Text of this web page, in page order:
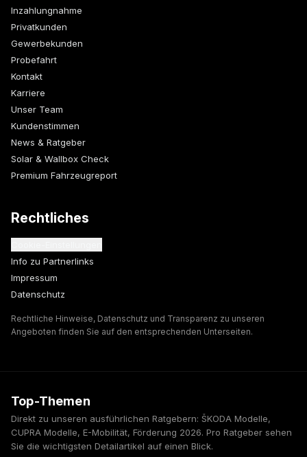
Inzahlungnahme
Privatkunden
Gewerbekunden
Probefahrt
Kontakt
Karriere
Unser Team
Kundenstimmen
News & Ratgeber
Solar & Wallbox Check
Premium Fahrzeugreport
Rechtliches
Info zu Partnerlinks
Impressum
Datenschutz
Rechtliche Hinweise, Datenschutz und Transparenz zu unseren
Angeboten finden Sie auf den entsprechenden Unterseiten.
Top-Themen
Direkt zu unseren ausführlichen Ratgebern: ŠKODA Modelle,
CUPRA Modelle, E-Mobilität, Förderung 2026. Pro Ratgeber sehen
Sie die wichtigsten Detailartikel auf einen Blick.